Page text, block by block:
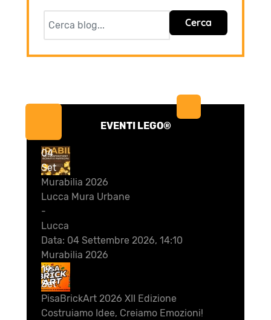
Cerca
EVENTI LEGO®
04
Set
Murabilia 2026
Lucca Mura Urbane
-
Lucca
Data: 04 Settembre 2026, 14:10
Murabilia 2026
19
Set
PisaBrickArt 2026 XII Edizione
Costruiamo Idee, Creiamo Emozioni!